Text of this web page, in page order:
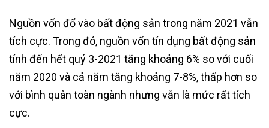
Nguồn vốn đổ vào bất động sản trong năm 2021 vẫn
tích cực. Trong đó, nguồn vốn tín dụng bất động sản
tính đến hết quý 3-2021 tăng khoảng 6% so với cuối
năm 2020 và cả năm tăng khoảng 7-8%, thấp hơn so
với bình quân toàn ngành nhưng vẫn là mức rất tích
cực.